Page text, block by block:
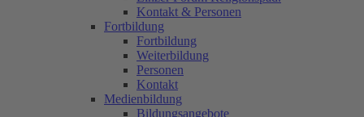
Kontakt & Personen
Fortbildung
Fortbildung
Weiterbildung
Personen
Kontakt
Medienbildung
Bildungsangebote